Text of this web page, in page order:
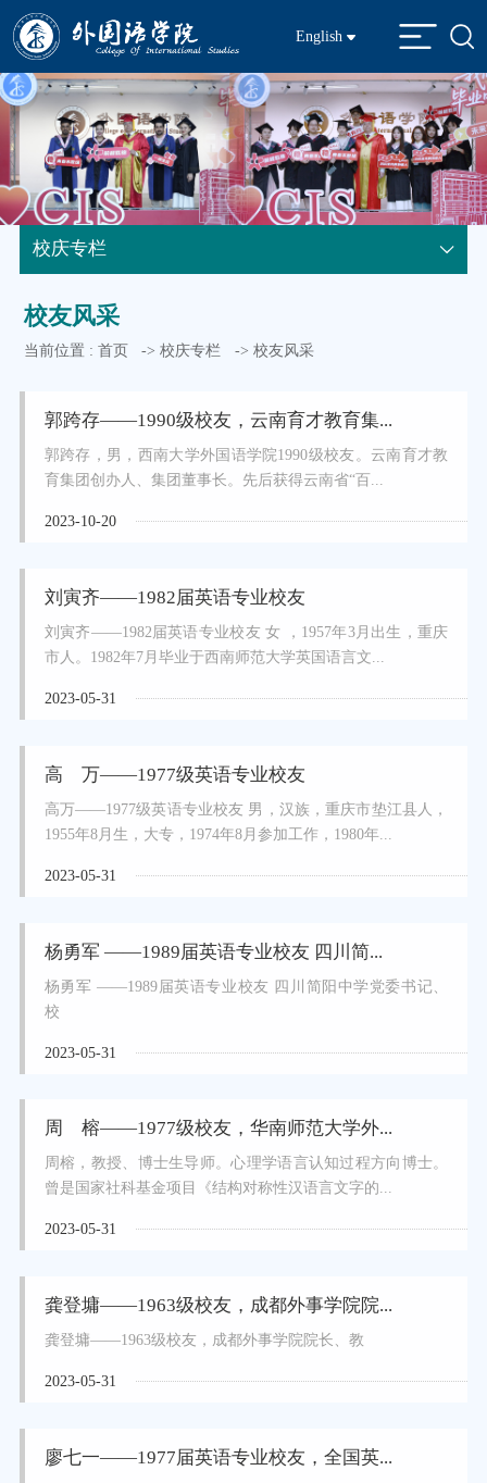
English
校庆专栏
校友风采
当前位置 :首页 ->校庆专栏 -> 校友风采
郭跨存——1990级校友，云南育才教育集...
郭跨存，男，西南大学外国语学院1990级校友。云南育才教
育集团创办人、集团董事长。先后获得云南省“百...
2023-10-20
刘寅齐——1982届英语专业校友
刘寅齐——1982届英语专业校友 女 ，1957年3月出生，重庆
市人。1982年7月毕业于西南师范大学英国语言文...
2023-05-31
高 万——1977级英语专业校友
高万——1977级英语专业校友 男，汉族，重庆市垫江县人，
1955年8月生，大专，1974年8月参加工作，1980年...
2023-05-31
杨勇军 ——1989届英语专业校友 四川简...
杨勇军 ——1989届英语专业校友 四川简阳中学党委书记、
校
2023-05-31
周 榕——1977级校友，华南师范大学外...
周榕，教授、博士生导师。心理学语言认知过程方向博士。
曾是国家社科基金项目《结构对称性汉语言文字的...
2023-05-31
龚登墉——1963级校友，成都外事学院院...
龚登墉——1963级校友，成都外事学院院长、教
2023-05-31
廖七一——1977届英语专业校友，全国英...